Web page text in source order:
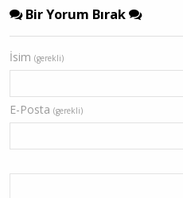
Bir Yorum Bırak
İsim (gerekli)
E-Posta (gerekli)